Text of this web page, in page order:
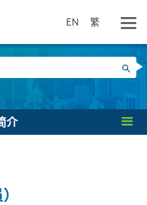
EN 繁
搜寻
介